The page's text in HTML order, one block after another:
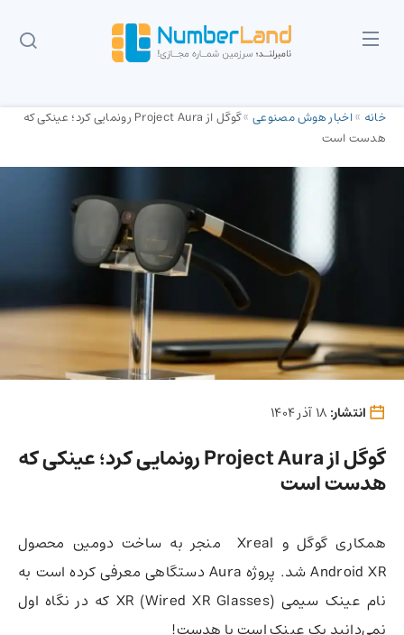
خانه »اخبار هوش مصنوعی»
گوگل از Project Aura رونمایی کرد؛ عینکی که
هدست است
انتشار:
گوگل از Project Aura رونمایی کرد؛ عینکی که
هدست است
همکاری گوگل و Xreal منجر به ساخت دومین محصول
Android XR شد. پروژه Aura دستگاهی معرفی کرده است به
نام عینک سیمی XR (Wired XR Glasses) که در نگاه اول
نمی‌دانید یک عینک است یا هدست!